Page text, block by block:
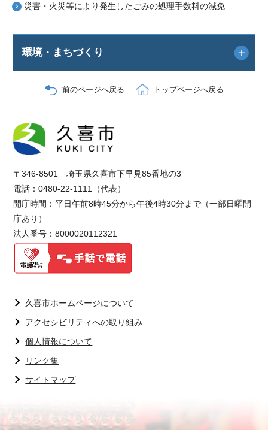
災害・火災等により発生したごみの処理手数料の減免
環境・まちづくり
前のページへ戻る トップページへ戻る
〒346-8501 埼玉県久喜市下早見85番地の3
電話：0480-22-1111（代表）
開庁時間：平日午前8時45分から午後4時30分まで（一部日曜開
庁あり）
法人番号：8000020112321
久喜市ホームページについて
アクセシビリティへの取り組み
個人情報について
リンク集
サイトマップ